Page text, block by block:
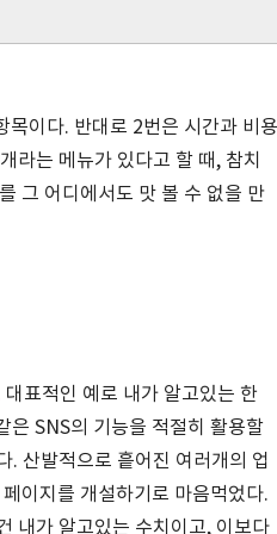
목이다. 반대로 2번은 시간과 비용
라는 메뉴가 있다고 할 때, 참치
그 어디에서도 맛 볼 수 없을 만
대표적인 예로 내가 알고있는 한
은 SNS의 기능을 적절히 활용할
. 산발적으로 흩어진 여러개의 업
이지를 개설하기로 마음먹었다.
내가 알고있는 수치이고, 이보다